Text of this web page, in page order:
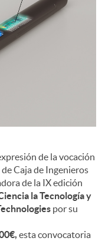
de la vocación
Caja de Ingenieros
de la IX edición
la Tecnología y
por su
esta convocatoria